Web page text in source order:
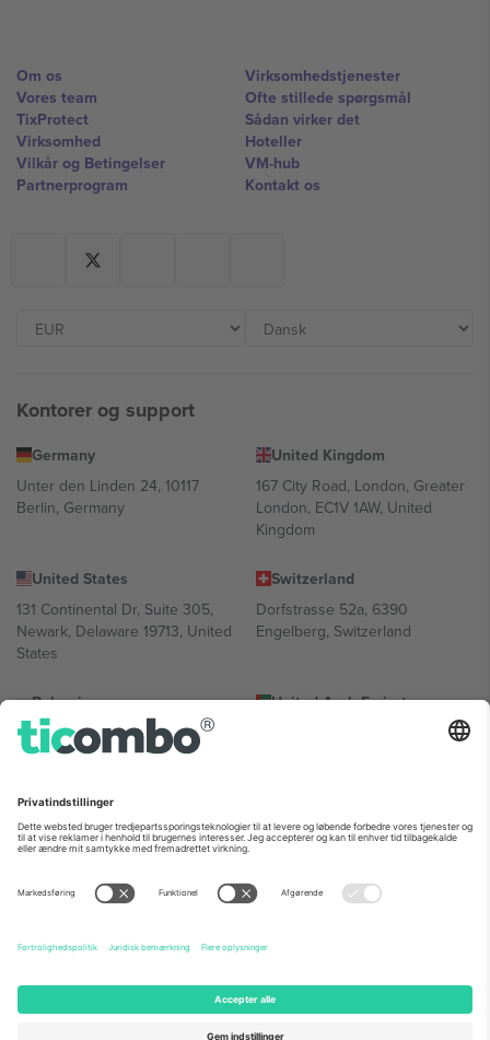
Om os
Vores team
TixProtect
Virksomhed
Vilkår og Betingelser
Partnerprogram
Virksomhedstjenester
Ofte stillede spørgsmål
Sådan virker det
Hoteller
VM-hub
Kontakt os
Kontorer og support
Germany
Unter den Linden 24, 10117
Berlin, Germany
United Kingdom
167 City Road, London, Greater
London, EC1V 1AW, United
Kingdom
United States
131 Continental Dr, Suite 305,
Newark, Delaware 19713, United
States
Switzerland
Dorfstrasse 52a, 6390
Engelberg, Switzerland
Bulgaria
Regus Sofia City West, bul
Totleben 53-55, 1606 Sofia,
United Arab Emirates
UAE Dubai Silicon Oasis, DDP
Mexico
Av Chapultepec 360, Roma
Norte, Cuauhtémoc, 06700
Ciudad de México, CDMX,
sted, begivenhed og/eller domæne. For detaljer se den specifikke
begivenhedsside, tryk og vilkår.,Virksomhed
Ticombo. Alle rettigheder forbeholdes.